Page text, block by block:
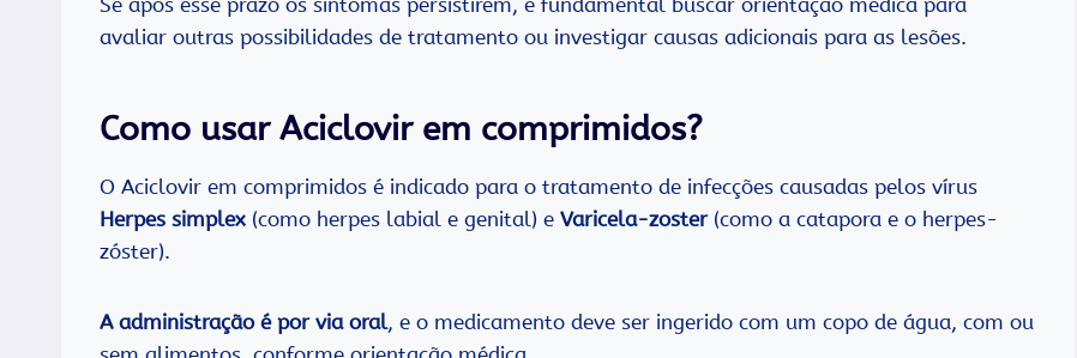
avaliar outras possibilidades de tratamento ou investigar causas adicionais para as lesões.
Como usar Aciclovir em comprimidos?
O Aciclovir em comprimidos é indicado para o tratamento de infecções causadas pelos vírus
Herpes simplex (como herpes labial e genital) e Varicela-zoster(como a catapora e o herpes-
zóster).
A administração é por via oral, e o medicamento deve ser ingerido com um copo de água, com ou